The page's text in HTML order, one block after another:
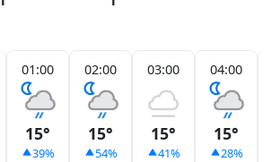
01:00
15°
39%
02:00
15°
54%
03:00
15°
41%
04:00
15°
28%